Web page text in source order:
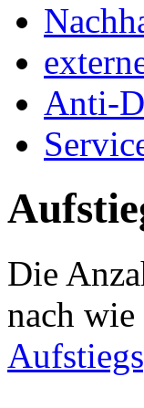
Anti-
Die
nach